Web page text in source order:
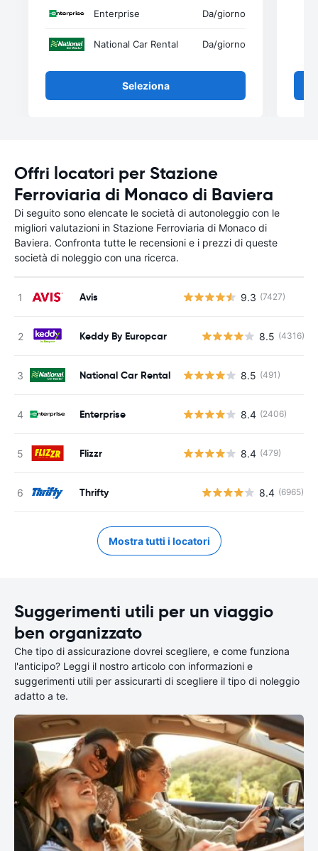
Enterprise Da/giorno
National Car Rental Da/giorno
Seleziona
Offri locatori per Stazione
Ferroviaria di Monaco di Baviera
Di seguito sono elencate le società di autonoleggio con le
migliori valutazioni in Stazione Ferroviaria di Monaco di
Baviera. Confronta tutte le recensioni e i prezzi di queste
società di noleggio con una ricerca.
Avis 9.3 (7427)
Keddy By Europcar 8.5 (4316)
National Car Rental 8.5 (491)
Enterprise 8.4 (2406)
Flizzr 8.4 (479)
Thrifty 8.4 (6965)
Mostra tutti i locatori
Suggerimenti utili per un viaggio
ben organizzato
Che tipo di assicurazione dovrei scegliere, e come funziona
l'anticipo? Leggi il nostro articolo con informazioni e
suggerimenti utili per assicurarti di scegliere il tipo di noleggio
adatto a te.